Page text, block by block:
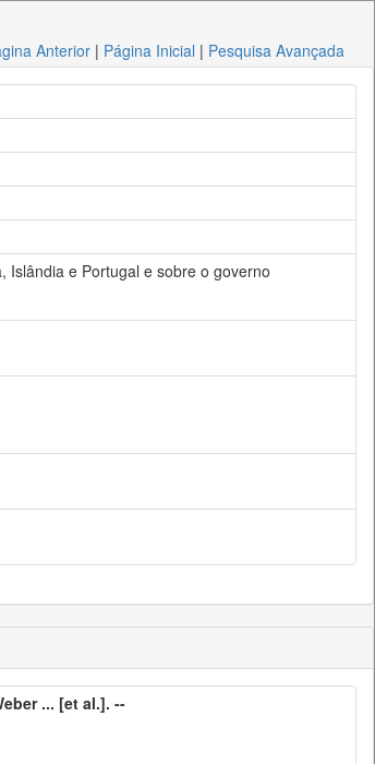
Anterior | Página Inicial | Pesquisa Avançada
Islândia e Portugal e sobre o governo
... [et al.]. --